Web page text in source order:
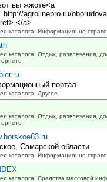
вы жжоте<a
agrolinepro.ru/
a>
каталога: Информационно-
каталога: Отдых, развлечения,
портал
каталога: Другое
каталога: Отдых, развлечения,
Самарской области
каталога: Информационно-
каталога: Средства массовой